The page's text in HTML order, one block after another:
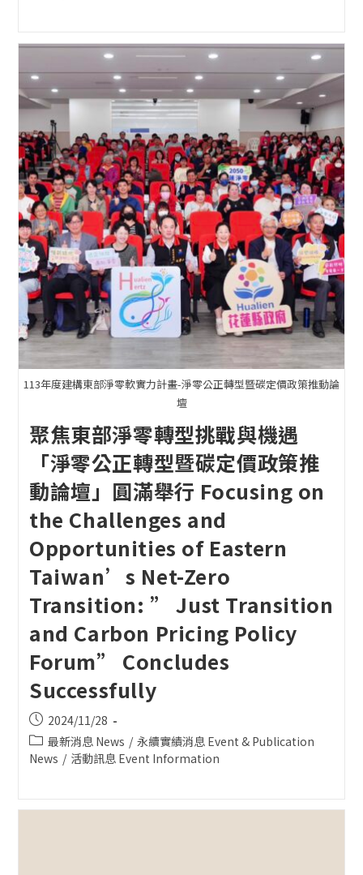
113年度建構東部淨零軟實力計畫-淨零公正轉型暨碳定價政策推動論
壇
聚焦東部淨零轉型挑戰與機遇
「淨零公正轉型暨碳定價政策推
動論壇」圓滿舉行 Focusing on
the Challenges and
Opportunities of Eastern
Taiwan’s Net-Zero
Transition: ” Just Transition
and Carbon Pricing Policy
Forum” Concludes
Successfully
Post
published:
2024/11/28
Post
category:
最新消息 News / 永續實績消息 Event & Publication
News / 活動訊息 Event Information